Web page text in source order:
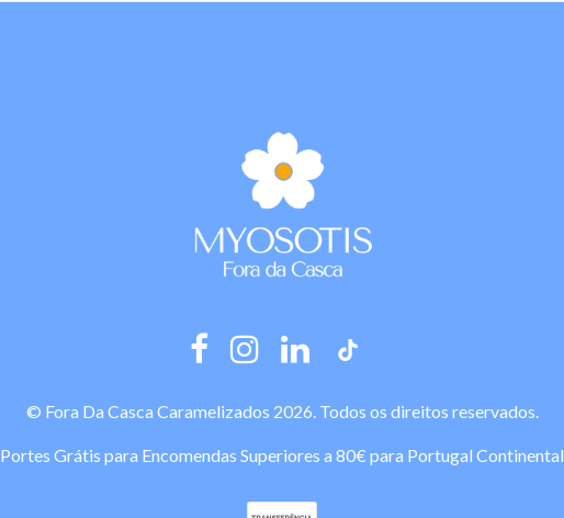
© Fora Da Casca Caramelizados 2026. Todos os direitos reservados.
Portes Grátis para Encomendas Superiores a 80€ para Portugal Continental